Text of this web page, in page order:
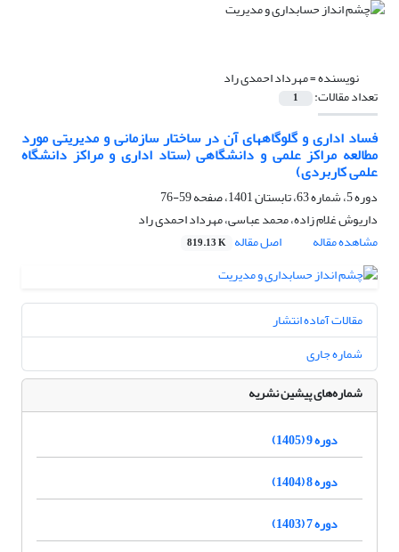
نویسنده =مهرداد احمدی راد
تعداد مقالات: 1
فساد اداری و گلوگاههای آن در ساختار سازمانی و مدیریتی مورد
مطالعه مراکز علمی و دانشگاهی (ستاد اداری و مراکز دانشگاه
علمی کاربردی)
دوره 5، شماره 63، تابستان 1401، صفحه
59-76
داریوش غلام زاده، محمد عباسی، مهرداد احمدی راد
مشاهده مقاله
اصل مقاله 819.13 K
مقالات آماده انتشار
شماره جاری
شماره‌های پیشین نشریه
دوره 9 (1405)
دوره 8 (1404)
دوره 7 (1403)